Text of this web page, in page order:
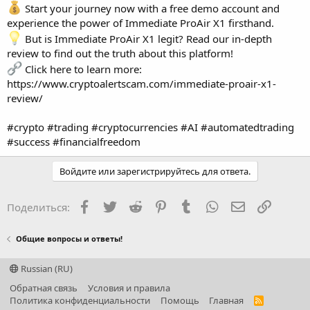
Start your journey now with a free demo account and
experience the power of Immediate ProAir X1 firsthand.
But is Immediate ProAir X1 legit? Read our in-depth
review to find out the truth about this platform!
Click here to learn more:
https://www.cryptoalertscam.com/immediate-proair-x1-
review/
#crypto #trading #cryptocurrencies #AI #automatedtrading
#success #financialfreedom
Войдите или зарегистрируйтесь для ответа.
Поделиться: Facebook
TwitterReddit PinterestTumblr WhatsApp Ссылка
Общие вопросы и ответы!
Russian (RU)
Обратная связь
Условия и правила
Политика конфиденциальности
Помощь Главная
R